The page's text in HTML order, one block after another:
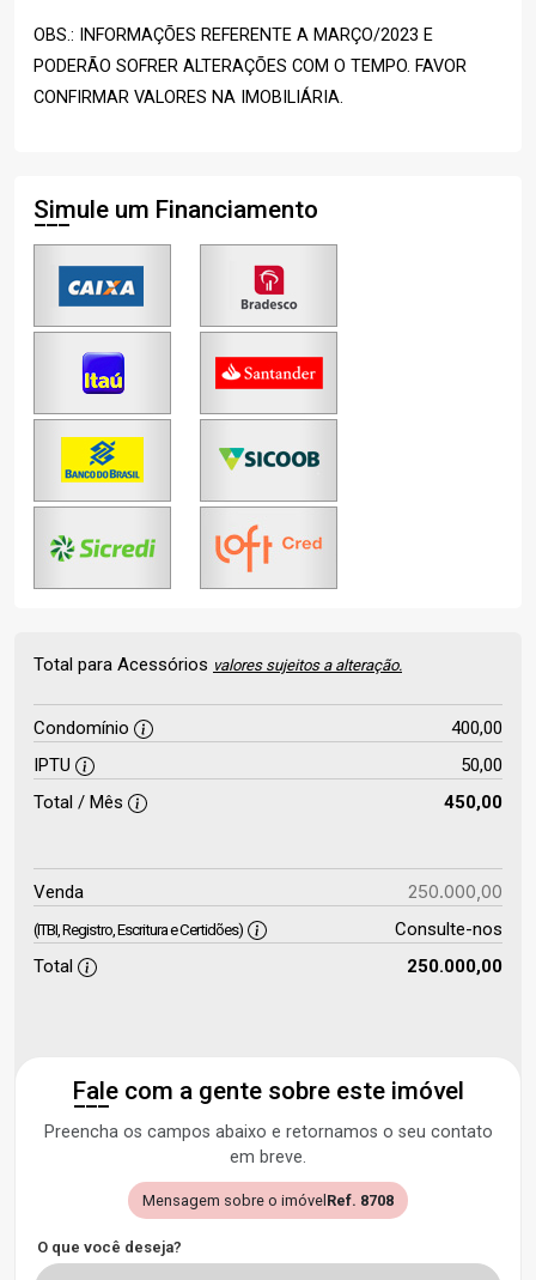
OBS.: INFORMAÇÕES REFERENTE A MARÇO/2023 E
PODERÃO SOFRER ALTERAÇÕES COM O TEMPO. FAVOR
CONFIRMAR VALORES NA IMOBILIÁRIA.
Simule um Financiamento
Total para Acessórios valores sujeitos a alteração.
Condomínio
400,00
IPTU
50,00
Total / Mês
450,00
Venda 250.000,00
(ITBI, Registro, Escritura e Certidões)
Consulte-nos
Total
250.000,00
Fale com a gente sobre este imóvel
Preencha os campos abaixo e retornamos o seu contato
em breve.
Mensagem sobre o imóvelRef. 8708
O que você deseja?